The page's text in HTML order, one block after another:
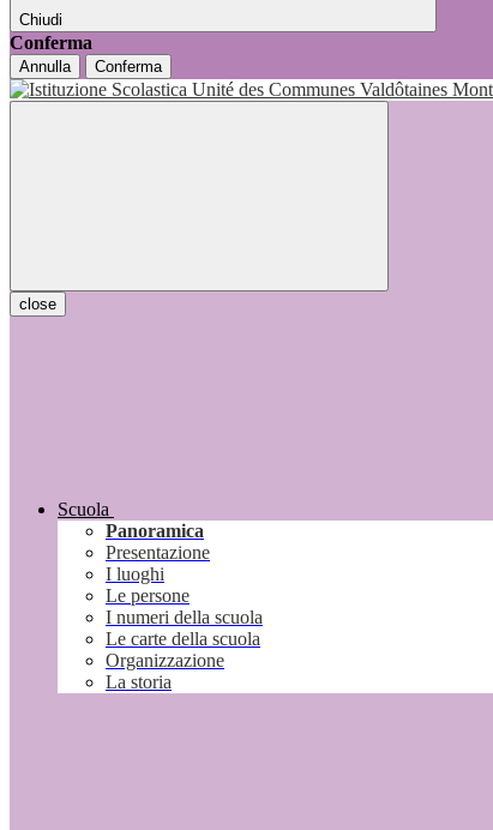
Chiudi
Conferma
Annulla Conferma
close
Scuola
Panoramica
Presentazione
I luoghi
Le persone
I numeri della scuola
Le carte della scuola
Organizzazione
La storia